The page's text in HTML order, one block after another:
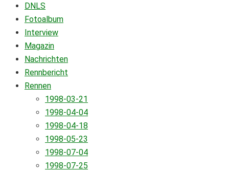
DNLS
Fotoalbum
Interview
Magazin
Nachrichten
Rennbericht
Rennen
1998-03-21
1998-04-04
1998-04-18
1998-05-23
1998-07-04
1998-07-25